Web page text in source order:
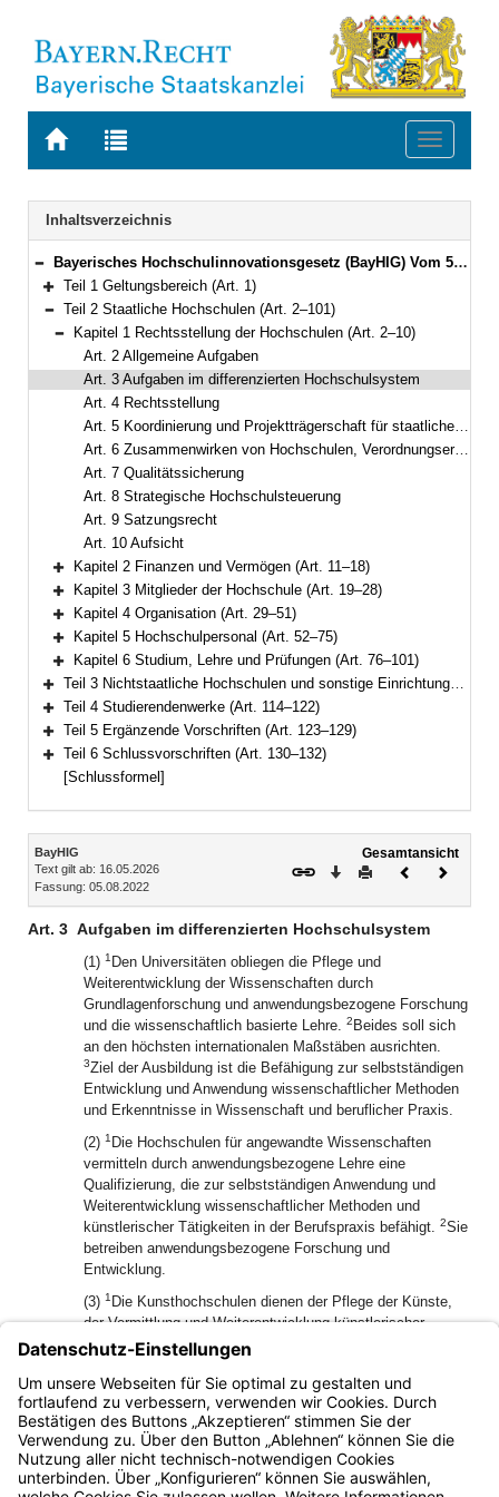
Zur
BAYERN.RECHT
Zur
letzten
Suche
Toggle
Navigation
Inhaltsverzeichnis
Bereich reduzieren
Bayerisches Hochschulinnovationsgesetz (BayHIG) Vom 5. August 2022 (GVBl. S. 414) BayRS 2210-1-3-WK (Art. 1–132)
Bereich erweitern
Teil 1 Geltungsbereich (Art. 1)
Bereich reduzieren
Teil 2 Staatliche Hochschulen (Art. 2–101)
Bereich reduzieren
Kapitel 1 Rechtsstellung der Hochschulen (Art. 2–10)
Art. 2 Allgemeine Aufgaben
Art. 3 Aufgaben im differenzierten Hochschulsystem
Art. 4 Rechtsstellung
Art. 5 Koordinierung und Projektträgerschaft für staatliche Fördermaßnahmen
Art. 6 Zusammenwirken von Hochschulen, Verordnungsermächtigung
Art. 7 Qualitätssicherung
Art. 8 Strategische Hochschulsteuerung
Art. 9 Satzungsrecht
Art. 10 Aufsicht
Bereich erweitern
Kapitel 2 Finanzen und Vermögen (Art. 11–18)
Bereich erweitern
Kapitel 3 Mitglieder der Hochschule (Art. 19–28)
Bereich erweitern
Kapitel 4 Organisation (Art. 29–51)
Bereich erweitern
Kapitel 5 Hochschulpersonal (Art. 52–75)
Bereich erweitern
Kapitel 6 Studium, Lehre und Prüfungen (Art. 76–101)
Bereich erweitern
Teil 3 Nichtstaatliche Hochschulen und sonstige Einrichtungen (Art. 102–113)
Bereich erweitern
Teil 4 Studierendenwerke (Art. 114–122)
Bereich erweitern
Teil 5 Ergänzende Vorschriften (Art. 123–129)
Bereich erweitern
Teil 6 Schlussvorschriften (Art. 130–132)
[Schlussformel]
Inhalt
BayHIG
Text gilt ab: 16.05.2026
Fassung: 05.08.2022
Gesamtansicht
Download
DruckenVorheriges
Art. 3 Aufgaben im differenzierten Hochschulsystem
(1) 1 Den Universitäten obliegen die Pflege und
Weiterentwicklung der Wissenschaften durch
Grundlagenforschung und anwendungsbezogene Forschung
und die wissenschaftlich basierte Lehre. 2 Beides soll sich
an den höchsten internationalen Maßstäben ausrichten.
3Ziel der Ausbildung ist die Befähigung zur selbstständigen
Entwicklung und Anwendung wissenschaftlicher Methoden
und Erkenntnisse in Wissenschaft und beruflicher Praxis.
(2) 1 Die Hochschulen für angewandte Wissenschaften
vermitteln durch anwendungsbezogene Lehre eine
Qualifizierung, die zur selbstständigen Anwendung und
Weiterentwicklung wissenschaftlicher Methoden und
künstlerischer Tätigkeiten in der Berufspraxis befähigt. 2Sie
betreiben anwendungsbezogene Forschung und
Entwicklung.
(3) 1 Die Kunsthochschulen dienen der Pflege der Künste,
der Vermittlung und Weiterentwicklung künstlerischer
Formen und Inhalte sowie der künstlerischen und
wissenschaftlichen Forschung.
künstlerische und wissenschaftliche Ausbildung und fördern
künstlerische Talente.
Bayern.de